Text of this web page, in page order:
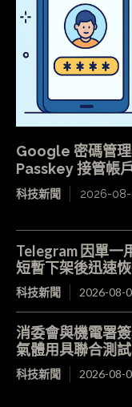
Google 密碼管
Passkey 接管帳
科技新聞 2026-
Telegram 因單一
短暫下架後迅速
科技新聞 2026-08-
消委會與機電署
氣體用具聯合測
科技新聞 2026-08-